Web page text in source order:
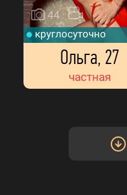
круглосуточно
Ольга, 27
частная
44